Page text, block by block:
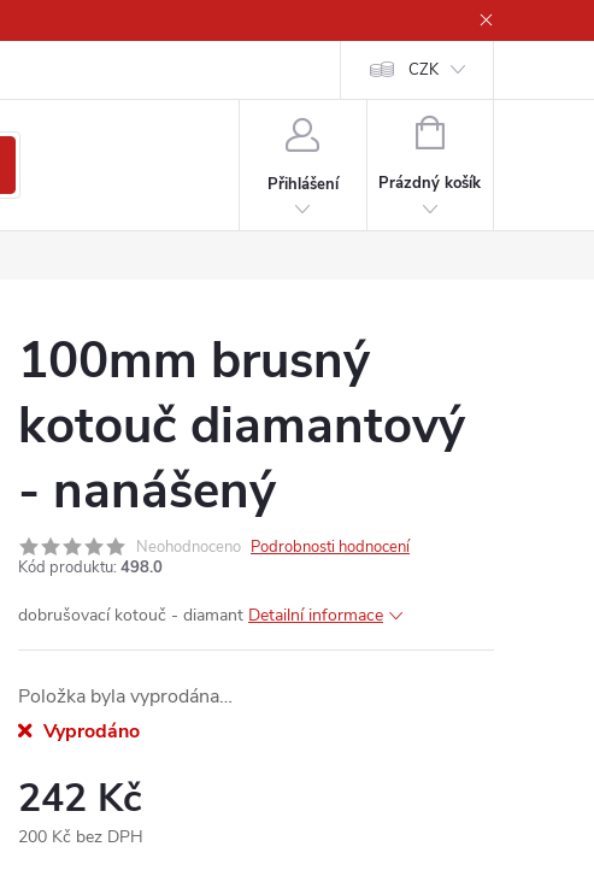
CZK
Přihlášení
NÁKUPNÍ
Prázdný košík
100mm brusný
kotouč diamantový
- nanášený
Neohodnoceno Podrobnosti hodnocení
Kód produktu: 498.0
dobrušovací kotouč - diamant Detailní informace
Položka byla vyprodána…
Vyprodáno
242 Kč
200 Kč bez DPH